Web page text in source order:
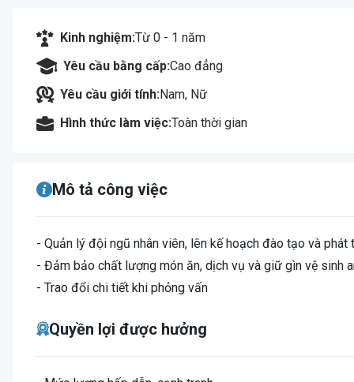
Kinh nghiệm:Từ 0 - 1 năm
Yêu cầu bằng cấp:Cao đẳng
Yêu cầu giới tính:Nam, Nữ
Hình thức làm việc:Toàn thời gian
Mô tả công việc
- Quản lý đội ngũ nhân viên, lên kế hoạch đào tạo và phát
- Đảm bảo chất lượng món ăn, dịch vụ và giữ gìn vệ sinh
- Trao đổi chi tiết khi phỏng vấn
Quyền lợi được hưởng